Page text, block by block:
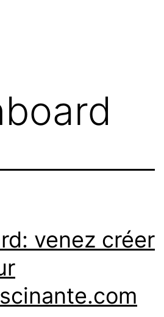
venez créer